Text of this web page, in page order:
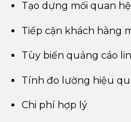
Tạo dựng mối quan
Tiếp cận khách hàng
Tùy biến quảng cáo
Tính đo lường hiệu
Chi phí hợp lý